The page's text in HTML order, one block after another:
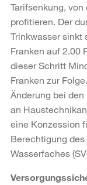
Tarifsenkung,
profitieren. Der
Trinkwasser
Franken auf 2.00
dieser Schritt
Franken zur
Änderung bei
an
eine Konzession
Berechtigung
Wasserfaches